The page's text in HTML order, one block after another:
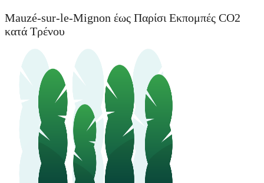
Mauzé-sur-le-Mignon έως Παρίσι Εκπομπές CO2
κατά Τρένου